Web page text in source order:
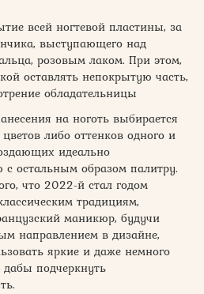
всей ногтевой пластины, за
выступающего над
розовым лаком. При этом,
оставлять непокрытую часть,
обладательницы
на ноготь выбирается
либо оттенков одного и
идеально
остальным образом палитру.
что 2022-й стал годом
традициям,
маникюр, будучи
направлением в дизайне,
яркие и даже немного
подчеркнуть